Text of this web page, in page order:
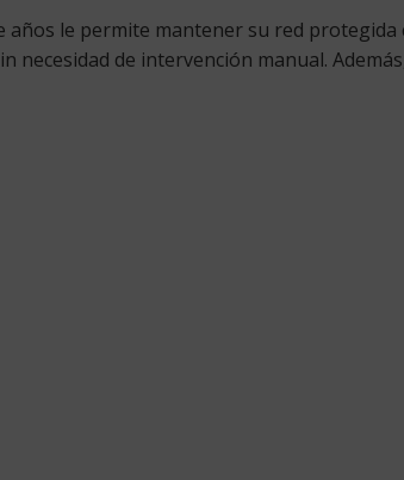
años le permite mantener su red protegida
de intervención manual.